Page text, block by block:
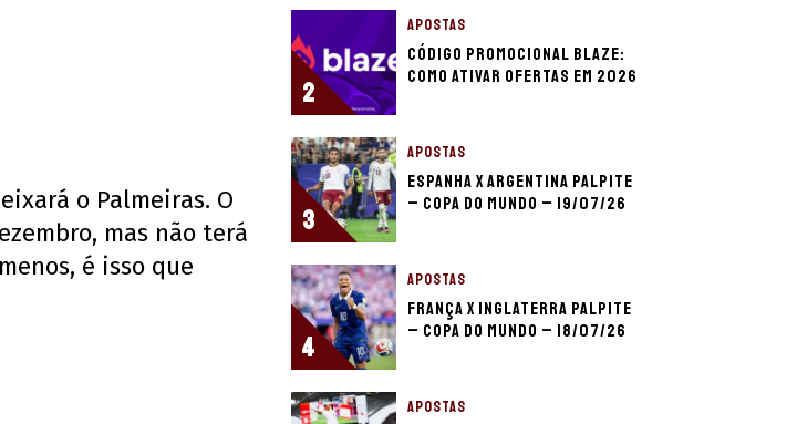
o Palmeiras. O
mas não terá
é isso que
2
APOSTAS
Código promocional Blaze:
como ativar ofertas em 2026
3
APOSTAS
Espanha x Argentina palpite
– Copa do Mundo – 19/07/26
4
APOSTAS
França x Inglaterra palpite
– Copa do Mundo – 18/07/26
APOSTAS